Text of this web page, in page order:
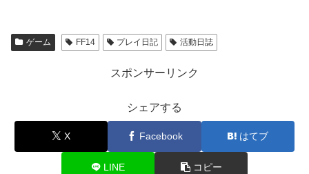
ゲーム FF14 プレイ日記 活動日誌
スポンサーリンク
シェアする
X Facebook はてブ
LINE コピー